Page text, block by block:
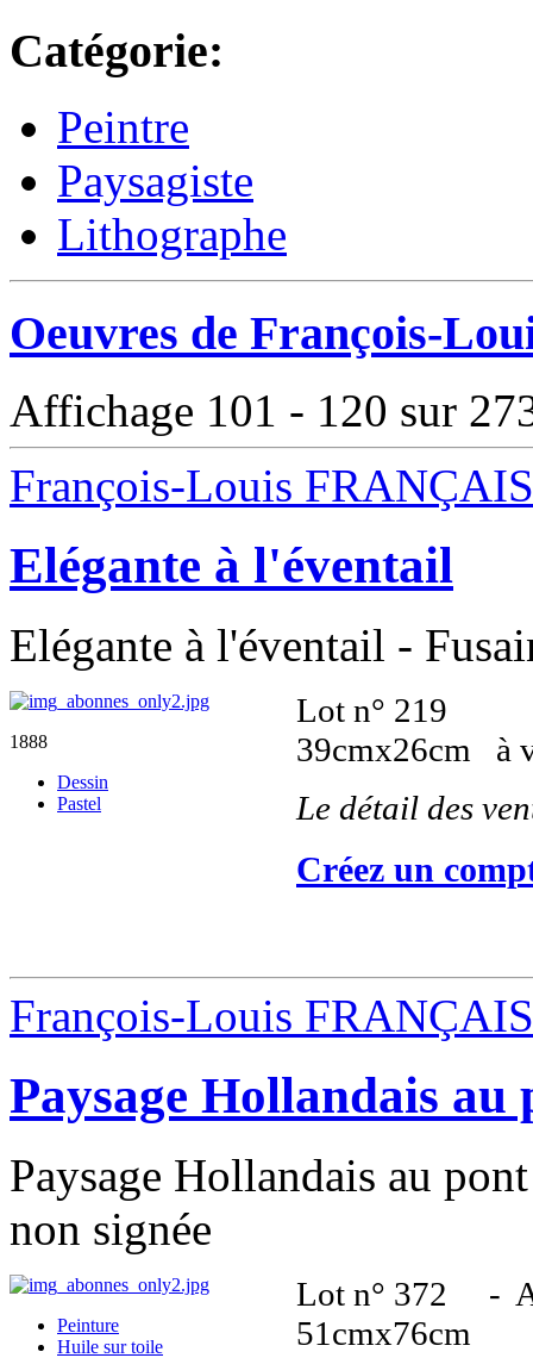
Catégorie:
Peintre
Paysagiste
Lithographe
Oeuvres de François-
Affichage 101 - 120 sur
François-Louis FRANÇAIS
Elégante à l'éventail
Elégante à l'éventail -
1888
Dessin
Pastel
Lot n° 219
39cmx26cm à
Le détail des
Créez un
François-Louis FRANÇAIS
Paysage Hollandais au
Paysage Hollandais au
non signée
Peinture
Huile sur toile
Lot n° 372 -
51cmx76cm